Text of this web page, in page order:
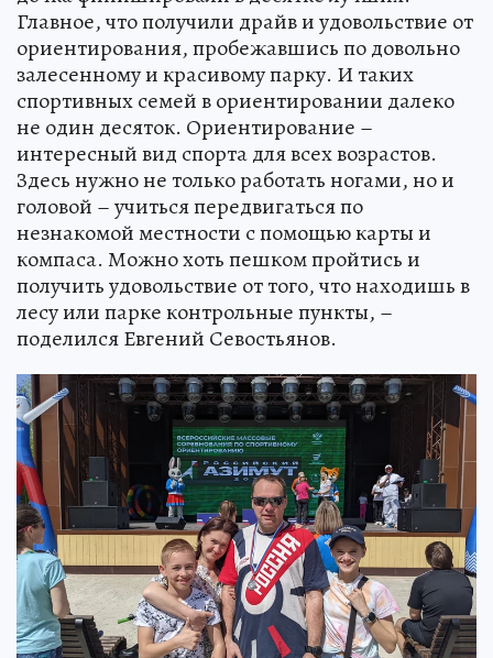
Главное, что получили драйв и удовольствие от
ориентирования, пробежавшись по довольно
залесенному и красивому парку. И таких
спортивных семей в ориентировании далеко
не один десяток. Ориентирование –
интересный вид спорта для всех возрастов.
Здесь нужно не только работать ногами, но и
головой – учиться передвигаться по
незнакомой местности с помощью карты и
компаса. Можно хоть пешком пройтись и
получить удовольствие от того, что находишь в
лесу или парке контрольные пункты, –
поделился Евгений Севостьянов.